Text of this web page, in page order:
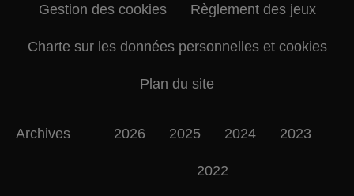
Gestion des cookies Règlement des jeux
Charte sur les données personnelles et cookies
Plan du site
Archives 2026 2025 2024 2023
2022